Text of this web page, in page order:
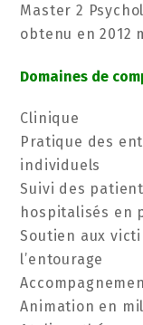
Master 2
obtenu en 2012
Domaines de
Clinique
Pratique des
individuels
Suivi des
hospitalisés en
Soutien aux
l’entourage
Animation en